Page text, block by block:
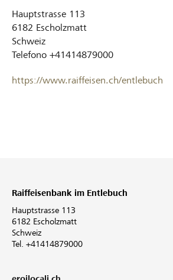
Hauptstrasse 113
6182 Escholzmatt
Schweiz
Telefono +41414879000
https://www.raiffeisen.ch/entlebuch
Raiffeisenbank im Entlebuch
Hauptstrasse 113
6182 Escholzmatt
Schweiz
Tel. +41414879000